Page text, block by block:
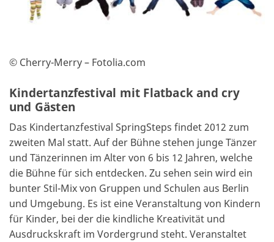
Partner/Freunde
© Cherry-Merry – Fotolia.com
Kindertanzfestival mit Flatback and cry
und Gästen
Das Kindertanzfestival SpringSteps findet 2012 zum
zweiten Mal statt. Auf der Bühne stehen junge Tänzer
und Tänzerinnen im Alter von 6 bis 12 Jahren, welche
die Bühne für sich entdecken. Zu sehen sein wird ein
bunter Stil-Mix von Gruppen und Schulen aus Berlin
und Umgebung. Es ist eine Veranstaltung von Kindern
für Kinder, bei der die kindliche Kreativität und
Ausdruckskraft im Vordergrund steht. Veranstaltet